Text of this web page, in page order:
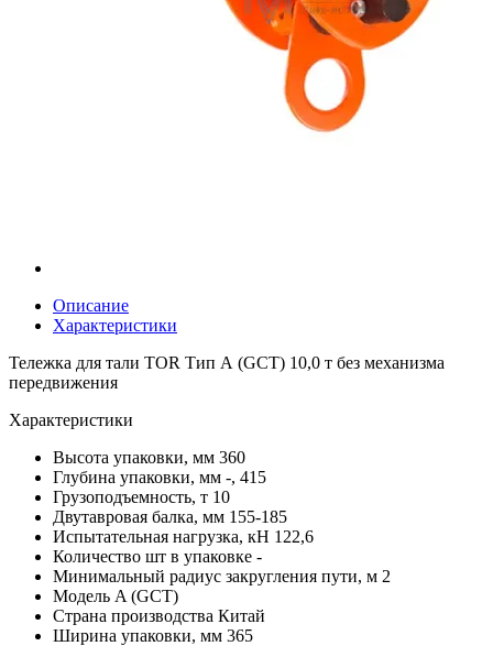
Описание
Характеристики
Тележка для тали TOR Тип А (GCT) 10,0 т без механизма
передвижения
Характеристики
Высота упаковки, мм 360
Глубина упаковки, мм -, 415
Грузоподъемность, т 10
Двутавровая балка, мм 155-185
Испытательная нагрузка, кН 122,6
Количество шт в упаковке -
Минимальный радиус закругления пути, м 2
Модель A (GCT)
Страна производства Китай
Ширина упаковки, мм 365